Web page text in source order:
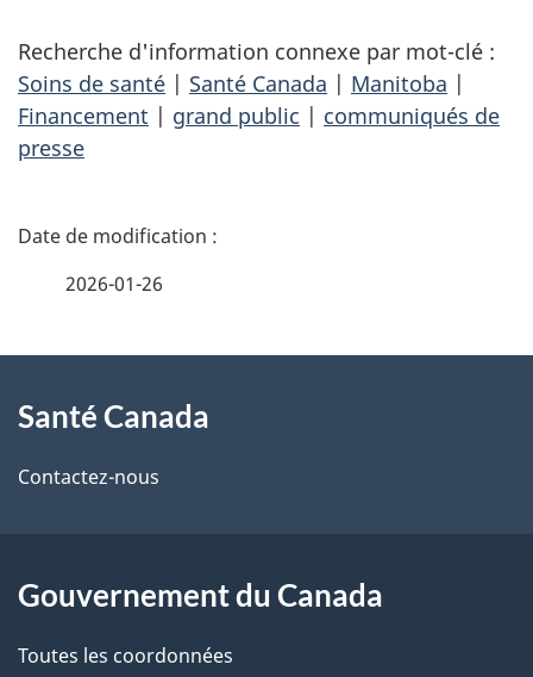
Recherche d'information connexe par mot-clé :
Soins de santé | Santé Canada | Manitoba |
Financement | grand public | communiqués de
presse
D
i
l
d
e
2026-01-26
propos
de
site
Santé Canada
Contactez-nous
Gouvernement du Canada
Toutes les coordonnées